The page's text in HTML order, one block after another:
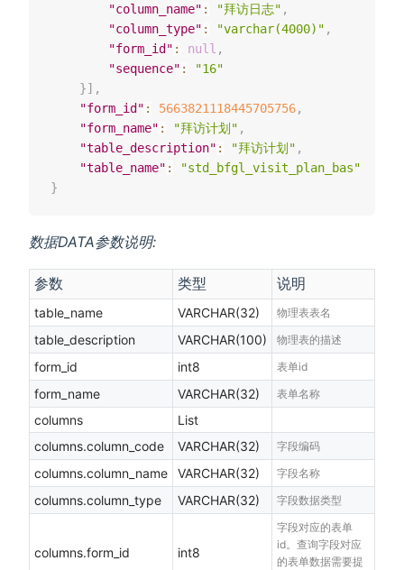
"column_name" : "拜访日志" ,
"column_type" : "varchar(4000)" ,
"form_id" : null ,
"sequence" :
"16"
}] ,
"form_id" : 5663821118445705756,
"form_name" : "拜访计划" ,
"table_description" : "拜访计划" ,
"table_name" :
"std_bfgl_visit_plan_bas"
}
数据DATA参数说明:
参数 类型 说明
table_name VARCHAR(32) 物理表表名
table_description VARCHAR(100) 物理表的描述
form_id int8 表单id
form_name VARCHAR(32) 表单名称
columns
List
columns.column_code
VARCHAR(32) 字段编码
columns.column_name VARCHAR(32) 字段名称
columns.column_type VARCHAR(32) 字段数据类型
columns.form_id int8
字段对应的表单
id。查询字段对应
的表单数据需要提